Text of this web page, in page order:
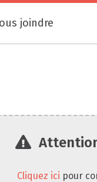
joindre
Cliquez ici pour